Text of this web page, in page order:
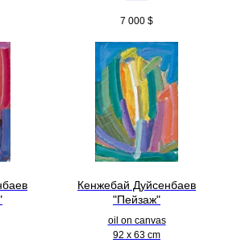
7 000 $
Кенжебай Дуйсенбаев
"Пейзаж"
oil on canvas
92 x 63 cm